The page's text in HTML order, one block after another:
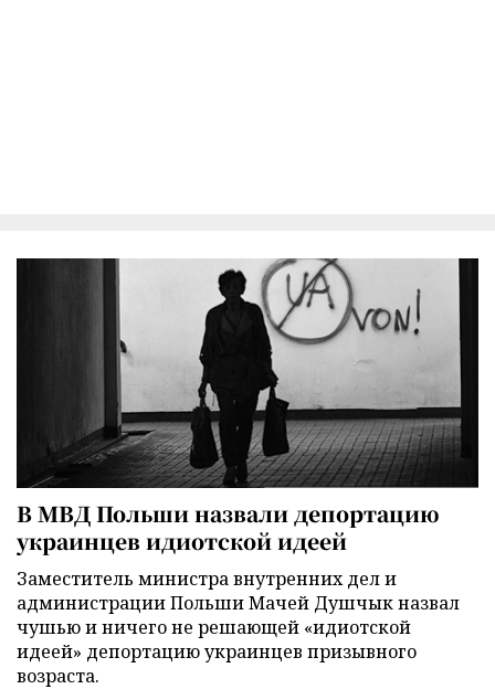
В МВД Польши назвали депортацию
украинцев идиотской идеей
Заместитель министра внутренних дел и
администрации Польши Мачей Душчык назвал
чушью и ничего не решающей «идиотской
идеей» депортацию украинцев призывного
возраста.